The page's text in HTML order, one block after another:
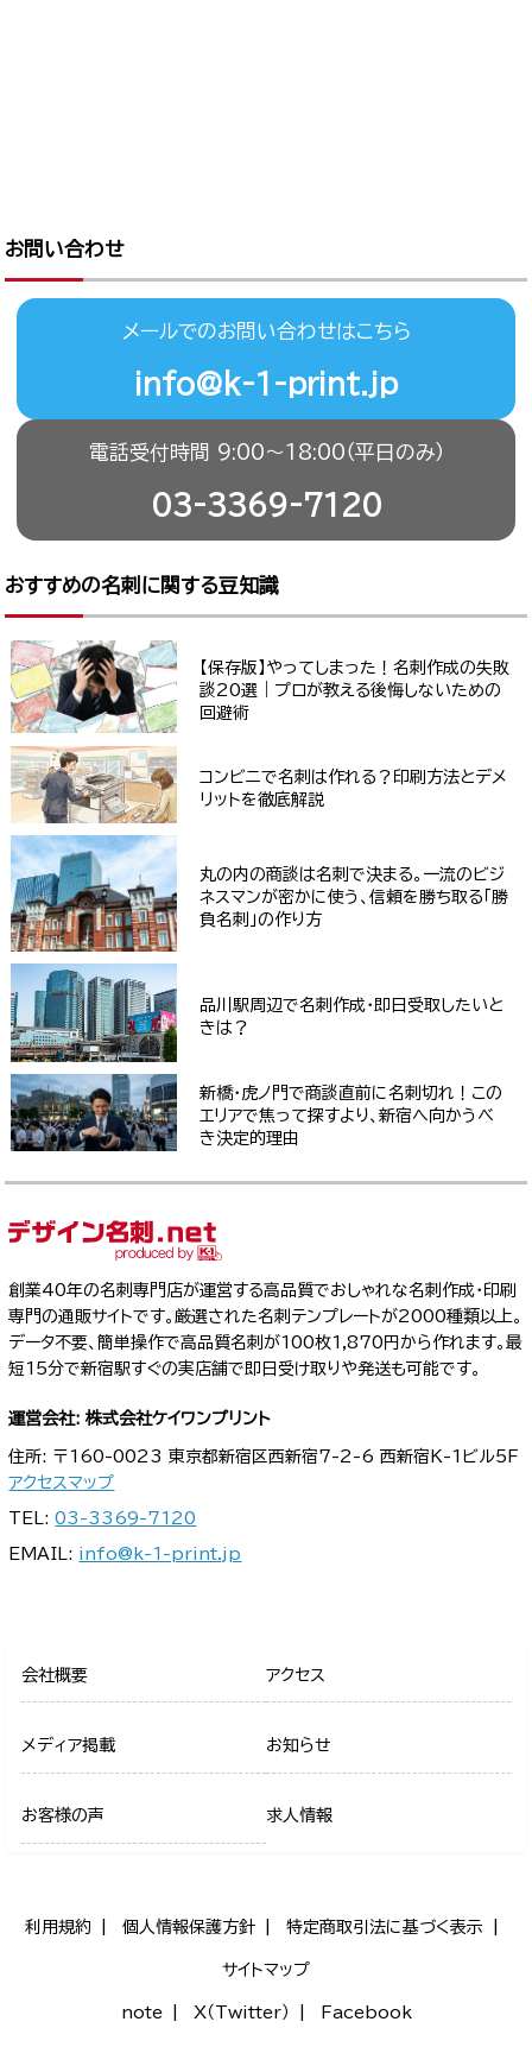
お問い合わせ
メールでのお問い合わせはこちら
info@k-1-print.jp
電話受付時間 9:00〜18:00（平日のみ）
03-3369-7120
おすすめの名刺に関する豆知識
【保存版】やってしまった！名刺作成の失敗
談20選｜プロが教える後悔しないための
回避術
コンビニで名刺は作れる？印刷方法とデメ
リットを徹底解説
丸の内の商談は名刺で決まる。一流のビジ
ネスマンが密かに使う、信頼を勝ち取る「勝
負名刺」の作り方
品川駅周辺で名刺作成・即日受取したいと
きは？
新橋・虎ノ門で商談直前に名刺切れ！この
エリアで焦って探すより、新宿へ向かうべ
き決定的理由
創業40年の名刺専門店が運営する高品質でおしゃれな名刺作成・印刷
専門の通販サイトです。厳選された名刺テンプレートが2000種類以上。
データ不要、簡単操作で高品質名刺が100枚1,870円から作れます。最
短15分で新宿駅すぐの実店舗で即日受け取りや発送も可能です。
運営会社: 株式会社ケイワンプリント
住所: 〒160-0023 東京都新宿区西新宿7-2-6 西新宿K-1ビル5F
アクセスマップ
TEL:03-3369-7120
EMAIL: info@k-1-print.jp
会社概要 アクセス
メディア掲載 お知らせ
お客様の声 求人情報
利用規約 個人情報保護方針 特定商取引法に基づく表示
サイトマップ
note X（Twitter） Facebook